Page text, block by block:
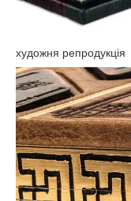
художня репродукція